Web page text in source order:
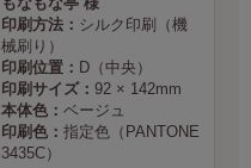
印刷方法： シルク印刷（機
械刷り）
印刷位置： D（中央）
印刷サイズ： 92 × 142mm
本体色： ベージュ
印刷色： 指定色（PANTONE
3435C）